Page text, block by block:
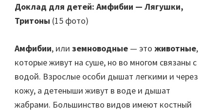
Доклад для детей: Амфибии — Лягушки,
Тритоны (15 фото)
Амфибии, или земноводные — это животные,
которые живут на суше, но во многом связаны с
водой. Взрослые особи дышат легкими и через
кожу, а детеныши живут в воде и дышат
жабрами. Большинство видов имеют костный